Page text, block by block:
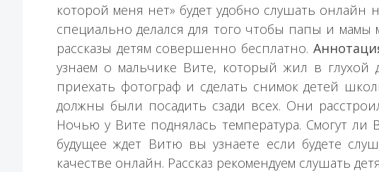
которой меня нет» будет удобно слушать
специально делался для того чтобы папы и
рассказы детям совершенно бесплатно.
узнаем о мальчике Вите, который жил в
приехать фотограф и сделать снимок детей
должны были посадить сзади всех. Они
Ночью у Вите поднялась температура. Смогут
будущее ждет Витю вы узнаете если будете
качестве онлайн. Рассказ рекомендуем слушать